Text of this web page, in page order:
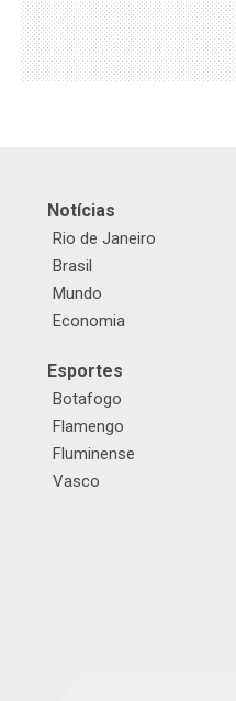
Notícias
Rio de Janeiro
Brasil
Mundo
Economia
Esportes
Botafogo
Flamengo
Fluminense
Vasco